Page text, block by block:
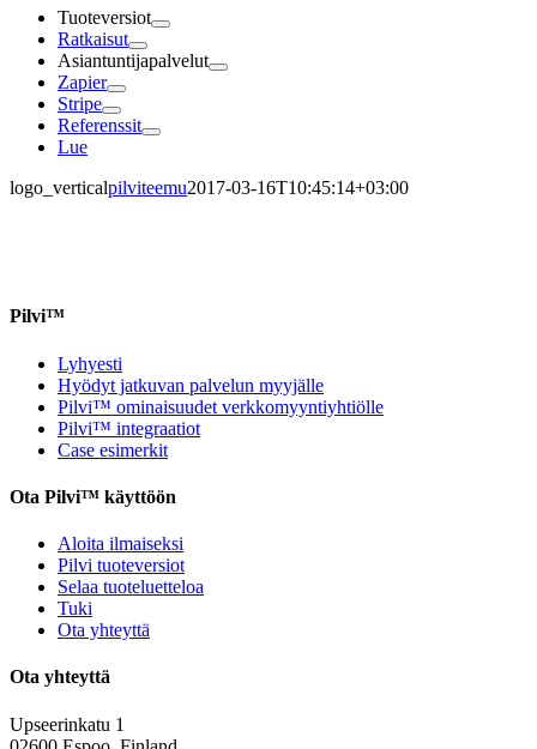
Tuoteversiot
Ratkaisut
Asiantuntijapalvelut
Zapier
Stripe
Referenssit
Lue
logo_verticalpilviteemu2017-03-16T10:45:14+03:00
Pilvi™
Lyhyesti
Hyödyt jatkuvan palvelun myyjälle
Pilvi™ ominaisuudet verkkomyyntiyhtiölle
Pilvi™ integraatiot
Case esimerkit
Ota Pilvi™ käyttöön
Aloita ilmaiseksi
Pilvi tuoteversiot
Selaa tuoteluetteloa
Tuki
Ota yhteyttä
Ota yhteyttä
Upseerinkatu 1